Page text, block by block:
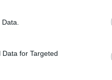
for Targeted